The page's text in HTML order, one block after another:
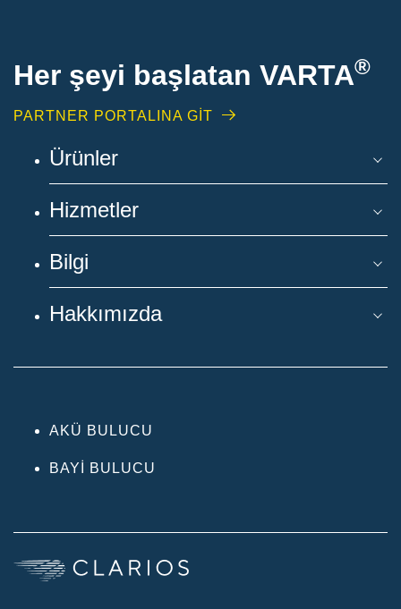
Her şeyi başlatan VARTA®
PARTNER PORTALINA GİT
Ürünler
Hizmetler
Bilgi
Hakkımızda
AKÜ BULUCU
BAYI BULUCU